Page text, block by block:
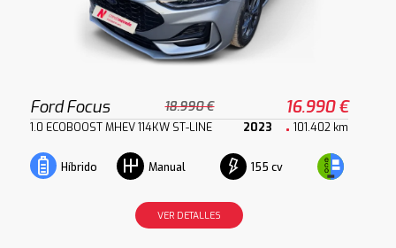
Ford Focus 18.990 € 16.990 €
1.0 ECOBOOST MHEV 114KW ST-LINE 2023 101.402 km
Híbrido Manual 155 cv
VER DETALLES